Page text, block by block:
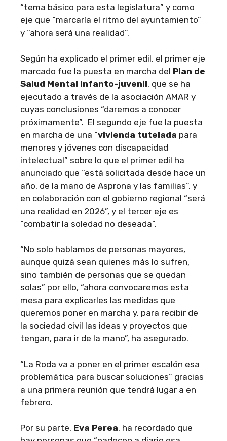
“tema básico para esta legislatura” y como
eje que “marcaría el ritmo del ayuntamiento”
y “ahora será una realidad”.
Según ha explicado el primer edil, el primer eje
marcado fue la puesta en marcha del Plan de
Salud Mental Infanto-juvenil, que se ha
ejecutado a través de la asociación AMAR y
cuyas conclusiones “daremos a conocer
próximamente”. El segundo eje fue la puesta
en marcha de una “vivienda tutelada para
menores y jóvenes con discapacidad
intelectual” sobre lo que el primer edil ha
anunciado que “está solicitada desde hace un
año, de la mano de Asprona y las familias”, y
en colaboración con el gobierno regional “será
una realidad en 2026”, y el tercer eje es
“combatir la soledad no deseada”.
“No solo hablamos de personas mayores,
aunque quizá sean quienes más lo sufren,
sino también de personas que se quedan
solas” por ello, “ahora convocaremos esta
mesa para explicarles las medidas que
queremos poner en marcha y, para recibir de
la sociedad civil las ideas y proyectos que
tengan, para ir de la mano”, ha asegurado.
“La Roda va a poner en el primer escalón esa
problemática para buscar soluciones” gracias
a una primera reunión que tendrá lugar a en
febrero.
Por su parte, Eva Perea, ha recordado que